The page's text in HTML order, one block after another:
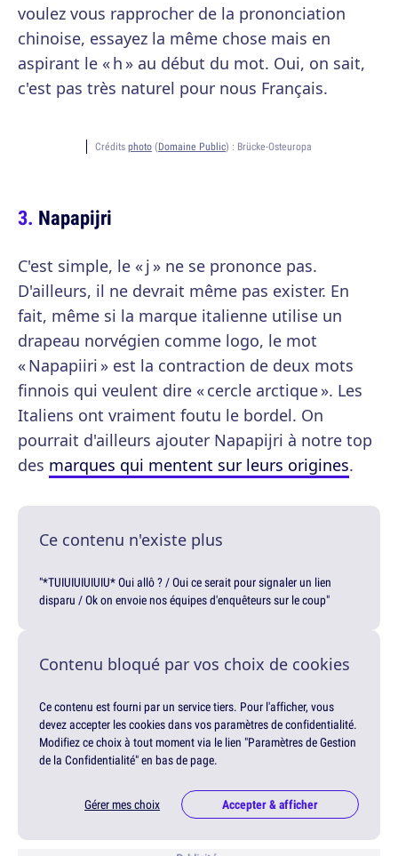
voulez vous rapprocher de la prononciation
chinoise, essayez la même chose mais en
aspirant le « h » au début du mot. Oui, on sait,
c'est pas très naturel pour nous Français.
Crédits photo (Domaine Public) : Brücke-Osteuropa
Napapijri
C'est simple, le « j » ne se prononce pas.
D'ailleurs, il ne devrait même pas exister. En
fait, même si la marque italienne utilise un
drapeau norvégien comme logo, le mot
« Napapiiri » est la contraction de deux mots
finnois qui veulent dire « cercle arctique ». Les
Italiens ont vraiment foutu le bordel. On
pourrait d'ailleurs ajouter Napapijri à notre top
des marques qui mentent sur leurs origines.
Ce contenu n'existe plus
"*TUIUIUIUIUIU* Oui allô ? / Oui ce serait pour signaler un lien
disparu / Ok on envoie nos équipes d'enquêteurs sur le coup"
Contenu bloqué par vos choix de cookies
Ce contenu est fourni par un service tiers. Pour l'afficher, vous
devez accepter les cookies dans vos paramètres de confidentialité.
Modifiez ce choix à tout moment via le lien "Paramètres de Gestion
de la Confidentialité" en bas de page.
Gérer mes choix Accepter & afficher